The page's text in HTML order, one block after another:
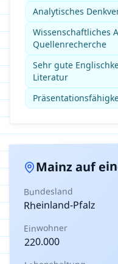
Analytisches
Wissenschaftliches
Quellenrecherche
Sehr gute
Literatur
Mainzauf
Bundesland
Rheinland-Pfalz
Einwohner
220.000